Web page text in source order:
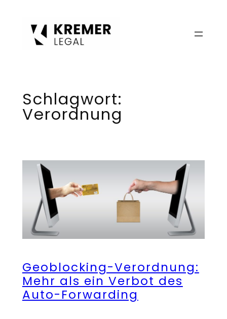
Schlagwort:
Verordnung
Geoblocking-Verordnung:
Mehr als ein Verbot des
Auto-Forwarding